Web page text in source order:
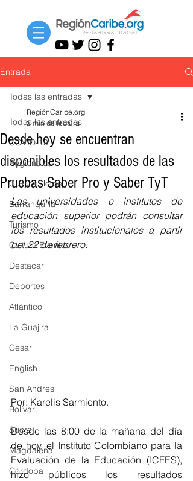
Entrada
Todas las entradas
COVID-19
Regionales
Cultura Home
Barranquilla
Turismo
Cultura Eventos
Destacar
Deportes
Atlántico
La Guajira
Cesar
English
San Andres
Bolívar
Sucre
Magdalena
Córdoba
Todas las entradas
Desde hoy se encuentran
disponibles los resultados de las
Pruebas Saber Pro y Saber TyT
RegiónCaribe.org
2 min de lectura
Las universidades e institutos de
educación superior podrán consultar
los resultados institucionales a partir
del 22 de febrero.
Por: Karelis Sarmiento.
Desde las 8:00 de la mañana del día
de hoy, el Instituto Colombiano para la
Evaluación de la Educación (ICFES),
hizo públicos los resultados